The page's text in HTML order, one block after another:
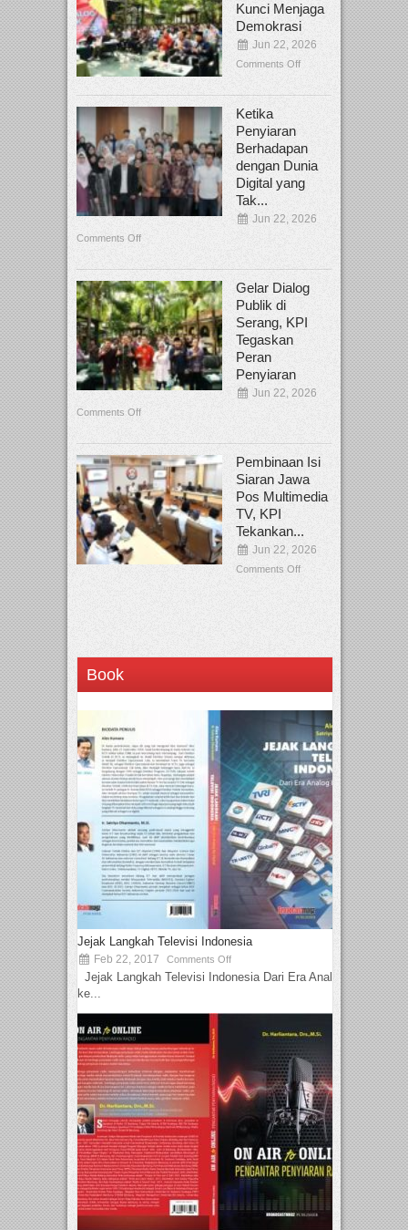
Kunci Menjaga
Demokrasi
Jun 22, 2026
Comments Off
Ketika
Penyiaran
Berhadapan
dengan Dunia
Digital yang
Tak...
Jun 22, 2026
Comments Off
Gelar Dialog
Publik di
Serang, KPI
Tegaskan
Peran
Penyiaran
Jun 22, 2026
Comments Off
Pembinaan Isi
Siaran Jawa
Pos Multimedia
TV, KPI
Tekankan...
Jun 22, 2026
Comments Off
Book
Jejak Langkah Televisi Indonesia
Feb 22, 2017 Comments Off
Jejak Langkah Televisi Indonesia Dari Era Analog
ke...